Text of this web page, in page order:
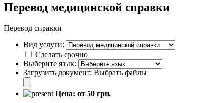
Перевод медицинской справки
Перевод справки
Вид услуги:
Сделать срочно
Выберите язык:
Загрузить документ: Выбрать файлы
Цена: от 50 грн.